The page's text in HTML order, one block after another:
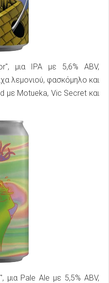
μια IPA με 5,6% ABV,
λεμονιού, φασκόμηλο και
με Motueka, Vic Secret και
μια Pale Ale με 5,5% ABV,